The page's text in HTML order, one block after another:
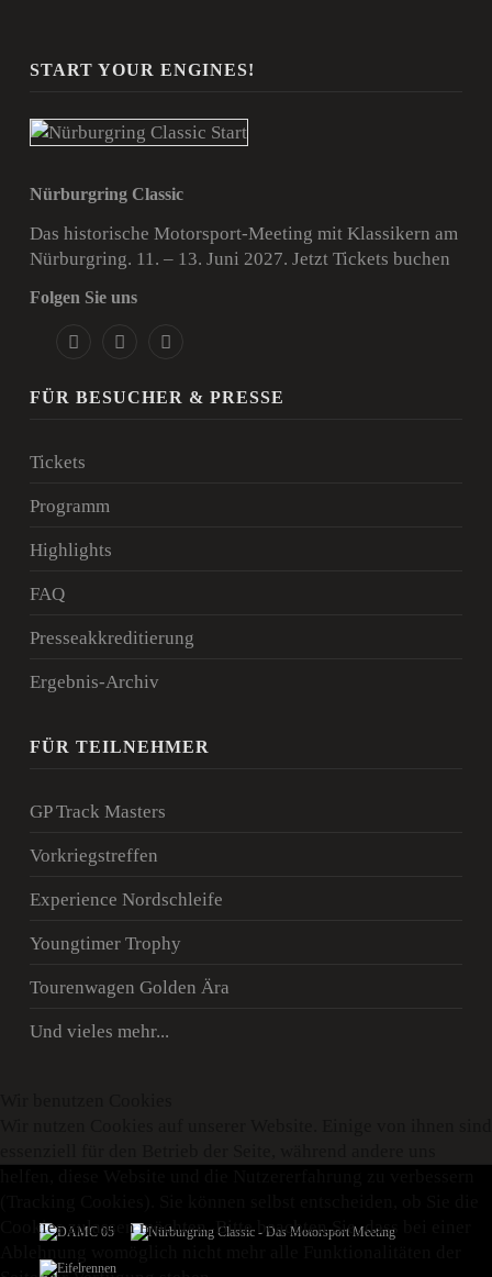
START YOUR ENGINES!
Nürburgring Classic
Das historische Motorsport-Meeting mit Klassikern am
Nürburgring. 11. – 13. Juni 2027. Jetzt Tickets buchen
Folgen Sie uns
FÜR BESUCHER & PRESSE
Tickets
Programm
Highlights
FAQ
Presseakkreditierung
Ergebnis-Archiv
FÜR TEILNEHMER
GP Track Masters
Vorkriegstreffen
Experience Nordschleife
Youngtimer Trophy
Tourenwagen Golden Ära
Und vieles mehr...
Cookies zulassen möchten. Bitte beachten Sie, dass bei einer